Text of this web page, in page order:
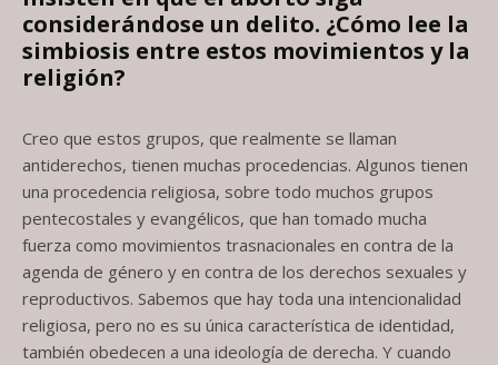
considerándose un delito. ¿Cómo lee la
simbiosis entre estos movimientos y la
religión?
Creo que estos grupos, que realmente se llaman
antiderechos, tienen muchas procedencias. Algunos tienen
una procedencia religiosa, sobre todo muchos grupos
pentecostales y evangélicos, que han tomado mucha
fuerza como movimientos trasnacionales en contra de la
agenda de género y en contra de los derechos sexuales y
reproductivos. Sabemos que hay toda una intencionalidad
religiosa, pero no es su única característica de identidad,
también obedecen a una ideología de derecha. Y cuando